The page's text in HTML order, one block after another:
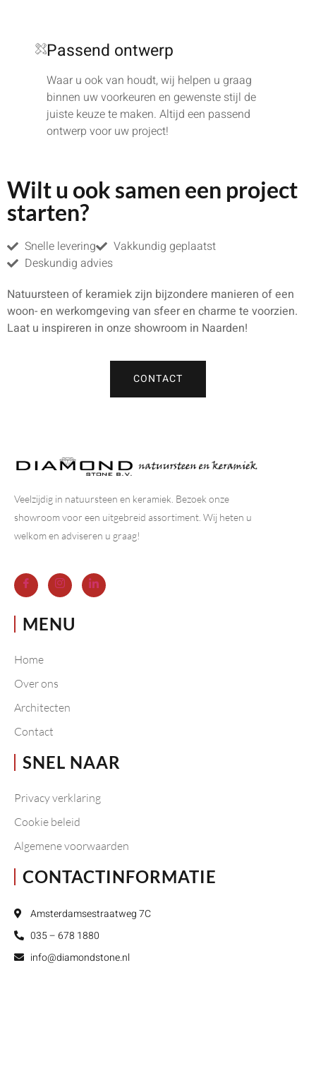
Passend ontwerp
Waar u ook van houdt, wij helpen u graag
binnen uw voorkeuren en gewenste stijl de
juiste keuze te maken. Altijd een passend
ontwerp voor uw project!
Wilt u ook samen een project
starten?
Snelle levering
Vakkundig geplaatst
Deskundig advies
Natuursteen of keramiek zijn bijzondere manieren of een
woon- en werkomgeving van sfeer en charme te voorzien.
Laat u inspireren in onze showroom in Naarden!
CONTACT
Veelzijdig in natuursteen en keramiek. Bezoek onze
showroom voor een uitgebreid assortiment. Wij heten u
welkom en adviseren u graag!
MENU
Home
Over ons
Architecten
Contact
SNEL NAAR
Privacy verklaring
Cookie beleid
Algemene voorwaarden
CONTACTINFORMATIE
Amsterdamsestraatweg 7C
035 – 678 1880
info@diamondstone.nl